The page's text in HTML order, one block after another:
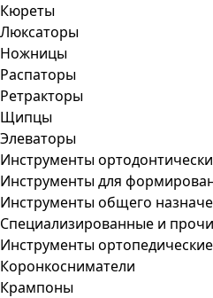
Кюреты
Люксаторы
Ножницы
Распаторы
Ретракторы
Щипцы
Элеваторы
Инструменты
Инструменты для
Инструменты общего
Специализированные и
Инструменты ортопедические
Коронкосниматели
Крампоны